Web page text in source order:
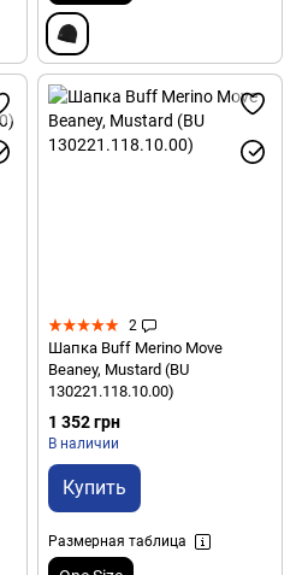
2
Шапка Buff Merino Move
Beaney, Mustard (BU
130221.118.10.00)
1 352 грн
В наличии
Купить
Размерная таблица